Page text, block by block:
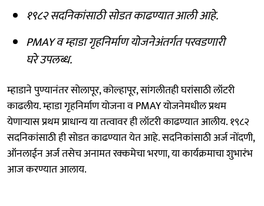
१९८२ सदनिकांसाठी सोडत काढण्यात आली आहे.
PMAY व म्हाडा गृहनिर्माण योजनेअंतर्गत परवडणारी
घरे उपलब्ध.
म्हाडाने पुण्यानंतर सोलापूर, कोल्हापूर, सांगलीतही घरांसाठी लॉटरी
काढलीय. म्हाडा गृहनिर्माण योजना व PMAY योजनेमधील प्रथम
येणाऱ्यास प्रथम प्राधान्य या तत्वावर ही लॉटरी काढण्यात आलीय. १९८२
सदनिकांसाठी ही सोडत काढण्यात येत आहे. सदनिकांसाठी अर्ज नोंदणी,
ऑनलाईन अर्ज तसेच अनामत रक्कमेचा भरणा, या कार्यक्रमाचा शुभारंभ
आज करण्यात आलाय.